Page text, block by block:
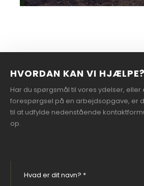
HVORDAN KAN VI HJÆLPE?
Har du spørgsmål til vores ydelser, eller
forespørgsel på en arbejdsopgave, er
til at udfylde nedenstående
op.